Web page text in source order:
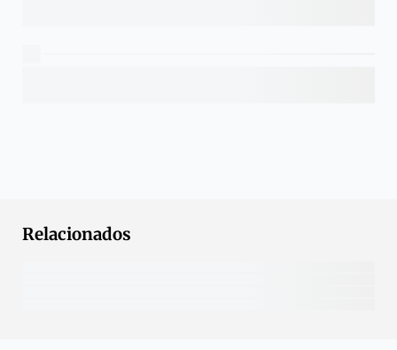
Relacionados